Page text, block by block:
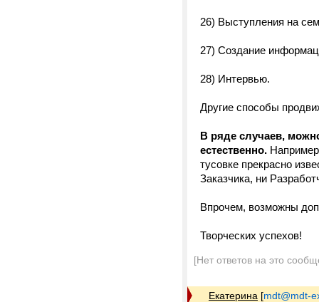
26) Выступления на
27) Создание
28) Интервью.
Другие способы
В ряде случаев,
естественно.
тусовке прекрасно
Заказчика, ни
Впрочем, возможны
Творческих успехов!
[Нет ответов на это
Екатерина [mdt@mdt-